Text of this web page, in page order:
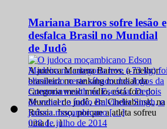
Mariana Barros sofre lesão e
desfalca Brasil no Mundial
de Judô
A judoca Mariana Barros, a melhor
brasileira no ranking mundial da
categoria meio médio, está fora do
Mundial de judô, em Cheliabinsk, na
Rússia. Isso, porque a atleta sofreu
uma […]
028 de julho de 2014